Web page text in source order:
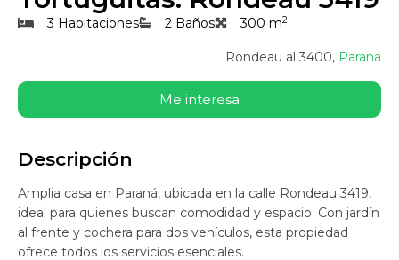
3 Habitaciones 2 Baños 300 m2
Rondeau al 3400, Paraná
Me interesa
Descripción
Amplia casa en Paraná, ubicada en la calle Rondeau 3419,
ideal para quienes buscan comodidad y espacio. Con jardín
al frente y cochera para dos vehículos, esta propiedad
ofrece todos los servicios esenciales.